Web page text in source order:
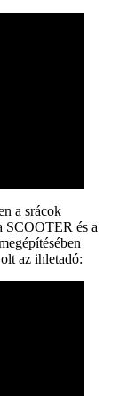
a srácok
SCOOTER és a
az ihletadó: